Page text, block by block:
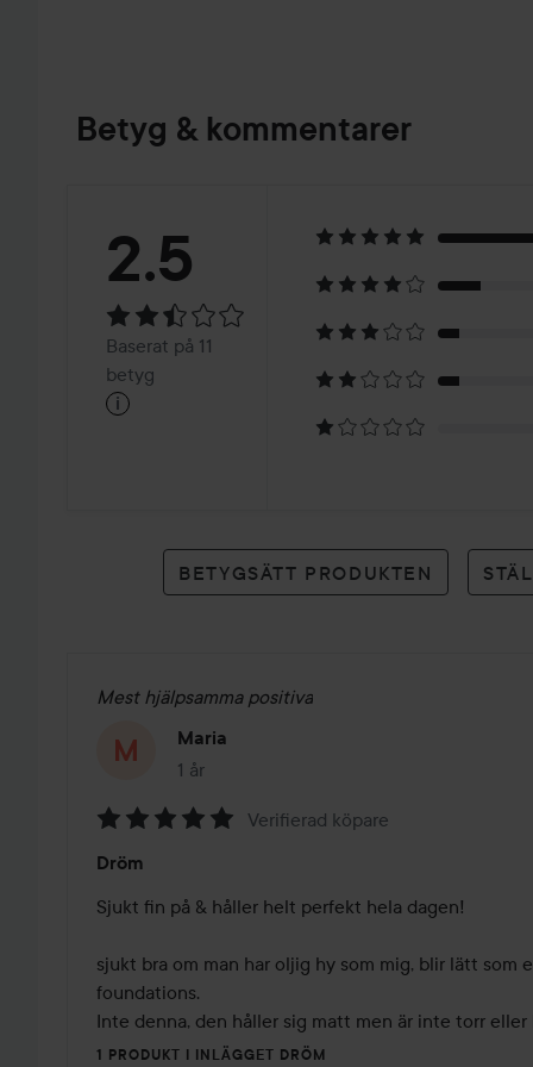
Betyg & kommentarer
Betyg:
2.5Baserat
på
betyg
2.5
Baserat på 11
betyg
i
BETYGSÄTT PRODUKTEN
Mest hjälpsamma positiva
Maria
1 år
Inlägget skapades 1 år
5
av
Verifierad köpare
Dröm
Sjukt fin på & håller helt perfekt hela dagen!
sjukt bra om man har oljig hy som mig, blir lätt som
foundations.
Inte denna, den håller sig matt men är inte torr eller
1 PRODUKT I INLÄGGET DRÖM